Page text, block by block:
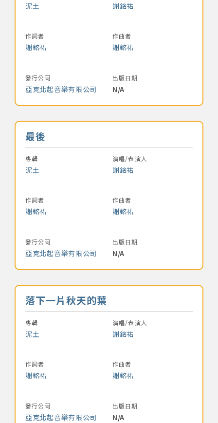
泥土 謝銘祐
作詞者
謝銘祐
作曲者
謝銘祐
發行公司
亞克北起音樂有限公司
出版日期
N/A
音樂名稱
最後
專輯
泥土
演唱/表演人
謝銘祐
作詞者
謝銘祐
作曲者
謝銘祐
發行公司
亞克北起音樂有限公司
出版日期
N/A
音樂名稱
落下一片秋天的葉
專輯
泥土
演唱/表演人
謝銘祐
作詞者
謝銘祐
作曲者
謝銘祐
發行公司
亞克北起音樂有限公司
出版日期
N/A